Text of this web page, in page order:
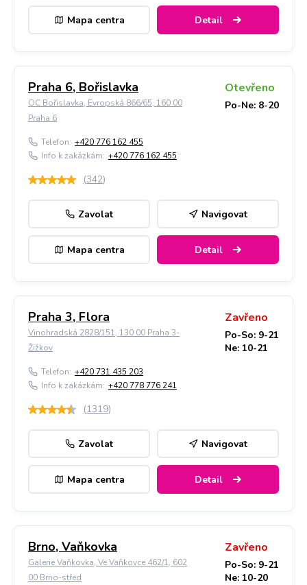
Mapa centra Detail
Praha 6, Bořislavka
OC Bořislavka, Evropská 866/65, 160 00
Praha 6
Otevřeno
Po-Ne: 8-20
Telefon: +420 776 162 455
Info k zakázkám: +420 776 162 455
(342)
Zavolat Navigovat
Mapa centra Detail
Praha 3, Flora
Vinohradská 2828/151, 130 00 Praha 3-
Žižkov
Zavřeno
Po-So: 9-21
Ne: 10-21
Telefon: +420 731 435 203
Info k zakázkám: +420 778 776 241
(1319)
Zavolat Navigovat
Mapa centra Detail
Brno, Vaňkovka
Galerie Vaňkovka, Ve Vaňkovce 462/1, 602
00 Brno-střed
Zavřeno
Po-So: 9-21
Ne: 10-20